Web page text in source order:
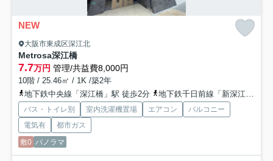
NEW
大阪市東成区深江北
Metrosa深江橋
7.7万円 管理/共益費8,000円
10階 / 25.46㎡ / 1K /築2年
地下鉄中央線「深江橋」駅 徒歩2分
地下鉄千日前線「新深江」駅 徒歩15分
バス・トイレ別 室内洗濯機置場 エアコン
バルコニー
電気有
都市ガス
敷0 パノラマ